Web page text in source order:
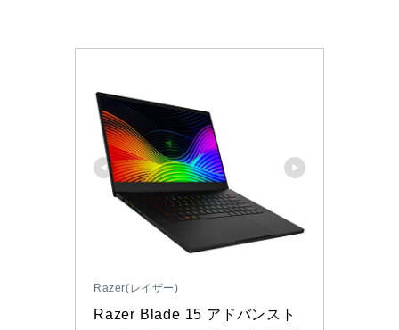
Razer(レイザー)
Razer Blade 15 アドバンスト